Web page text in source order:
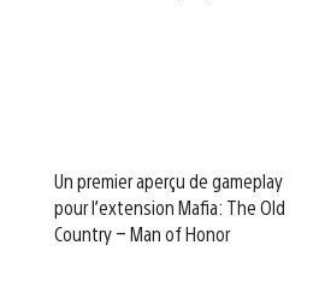
Un premier aperçu de gameplay
pour l’extension Mafia: The Old
Country – Man of Honor